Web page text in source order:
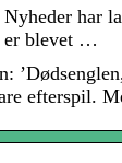
har
er blevet …
efterspil.